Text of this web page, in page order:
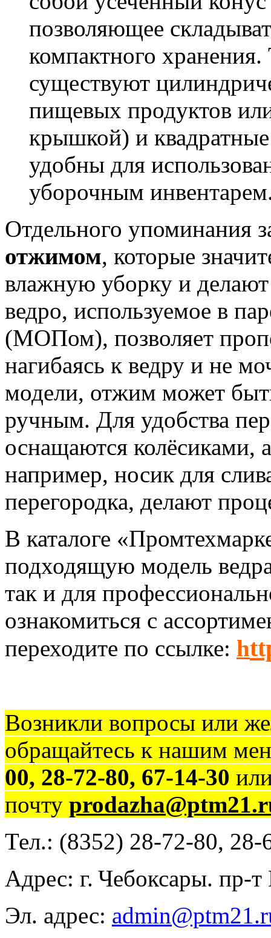
позволяющее
компактного
существуют
пищевых продуктов
крышкой) и
удобны для
уборочным
Отдельного упоминания
отжимом, которые
влажную уборку и делают
ведро, используемое в
(МОПом), позволяет
нагибаясь к ведру и не
модели, отжим может
ручным. Для удобства
оснащаются колёсиками,
например, носик для
перегородка, делают
В каталоге
подходящую модель
так и для
ознакомиться с
переходите по ссылке: h
Возникли вопросы или
обращайтесь к нашим
00, 28-72-80, 67-14-30
почту
Тел.: (8352) 28-72-80,
Адрес: г. Чебоксары. пр-
Эл. адрес: